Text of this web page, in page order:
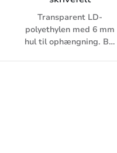
Transparent LD-
polyethylen med 6 mm
hul til ophængning. Blå